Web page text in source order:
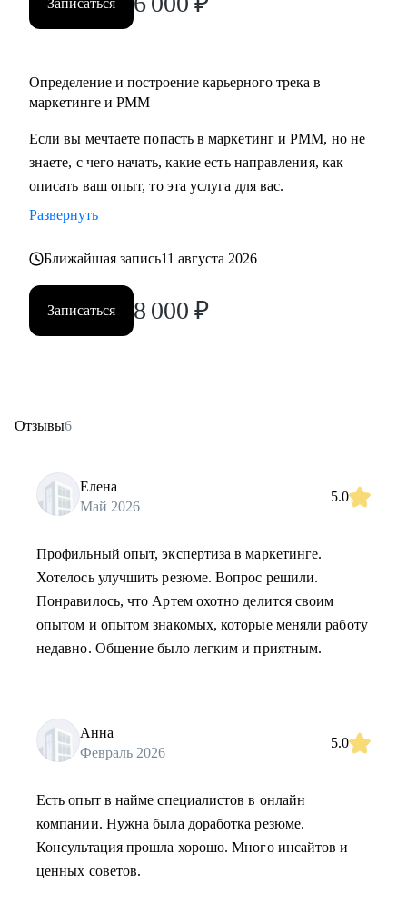
• Middle/senior специалистам в маркетинге и PMM для
• Всем, кто точно понимает, что хочет попасть в Digital-
маркетинг и PMM, но не знает, какие бывают направления,
с чего можно начать, в какую сторону двигаться.
Записаться
Определение и построение карьерного трека в
маркетинге и PMM
Если вы мечтаете попасть в маркетинг и PMM, но не
знаете, с чего начать, какие есть направления, как
описать ваш опыт, то эта услуга для вас.
Развернуть
Ближайшая запись11 августа 2026
Записаться 8 000 ₽
Отзывы6
Елена
Май 2026
5.0
Профильный опыт, экспертиза в маркетинге.
Хотелось улучшить резюме. Вопрос решили.
Понравилось, что Артем охотно делится своим
опытом и опытом знакомых, которые меняли работу
недавно. Общение было легким и приятным.
Анна
Февраль 2026
5.0
Есть опыт в найме специалистов в онлайн
компании. Нужна была доработка резюме.
Консультация прошла хорошо. Много инсайтов и
ценных советов.